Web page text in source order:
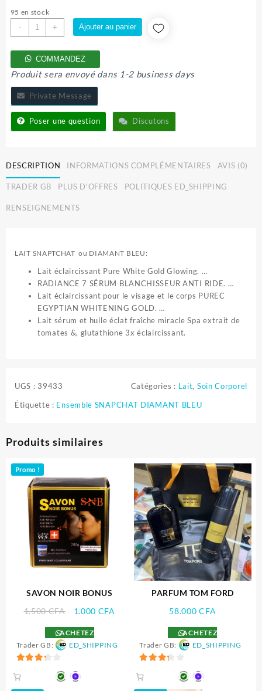
95 en stock
-
quantité
de
LAIT
SNAPCHAT
+ Ajouter au panier
COMMANDEZ
Produit sera envoyé dans 1-2 business days
Private Message
Poser une question Discutons
DESCRIPTION INFORMATIONS COMPLÉMENTAIRES AVIS (0)
TRADER GB PLUS D'OFFRES POLITIQUES ED_SHIPPING
RENSEIGNEMENTS
LAIT SNAPTCHAT ou DIAMANT BLEU:
Lait éclaircissant Pure White Gold Glowing. …
RADIANCE 7 SÉRUM BLANCHISSEUR ANTI RIDE. …
Lait éclaircissant pour le visage et le corps PUREC
EGYPTIAN WHITENING GOLD. …
Lait sérum et huile éclat fraîche miracle Spa extrait de
tomates &, glutathione 3x éclaircissant.
UGS : 39433 Catégories : Lait, Soin Corporel
Étiquette : Ensemble SNAPCHAT DIAMANT BLEU
Produits similaires
Promo !
SAVON NOIR BONUS
1.500CFA
Le
initial
était :
1.000 CFA
est :
1.000 CFA.
ACHETEZ
Trader GB:
ED_SHIPPING
PARFUM TOM FORD
58.000CFA
ACHETEZ
Trader GB:
ED_SHIPPING